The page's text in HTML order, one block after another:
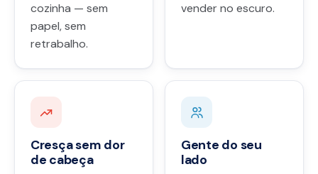
cozinha — sem
papel, sem
retrabalho.
vender no escuro.
Cresça sem dor
de cabeça
Gente do seu
lado